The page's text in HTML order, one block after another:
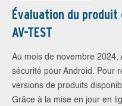
Évaluation du
AV-TEST
Au mois de novembre 2024,
sécurité pour Android. Pour
versions de produits
Grâce à la mise en jour en